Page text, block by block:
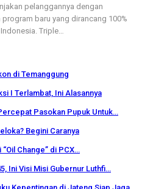
pelanggannya dengan
baru yang dirancang 100%
Triple…
di Temanggung
I Terlambat, Ini Alasannya
Pasokan Pupuk Untuk…
Begini Caranya
Change” di PCX…
Ini Visi Misi Gubernur Luthfi…